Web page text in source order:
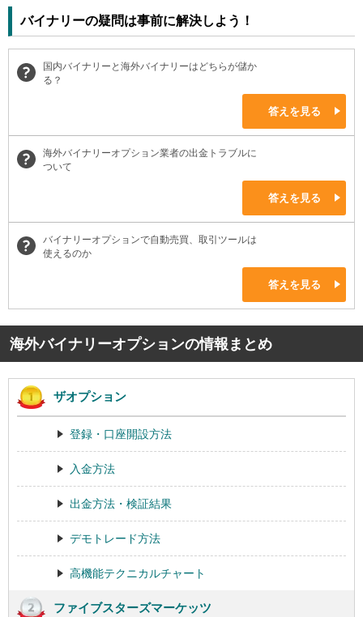
バイナリーの疑問は事前に解決しよう！
国内バイナリーと海外バイナリーはどちらが儲か
る？
答えを見る
海外バイナリーオプション業者の出金トラブルに
ついて
答えを見る
バイナリーオプションで自動売買、取引ツールは
使えるのか
答えを見る
海外バイナリーオプションの情報まとめ
ザオプション
登録・口座開設方法
入金方法
出金方法・検証結果
デモトレード方法
高機能テクニカルチャート
ファイブスターズマーケッツ